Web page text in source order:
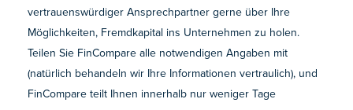
vertrauenswürdiger Ansprechpartner gerne über Ihre
Möglichkeiten, Fremdkapital ins Unternehmen zu holen.
Teilen Sie FinCompare alle notwendigen Angaben mit
(natürlich behandeln wir Ihre Informationen vertraulich), und
FinCompare teilt Ihnen innerhalb nur weniger Tage